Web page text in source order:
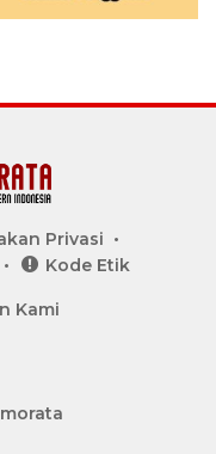
Privasi
Kode Etik
Kami